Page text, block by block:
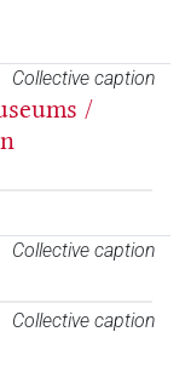
Collective caption
/
Collective caption
Collective caption